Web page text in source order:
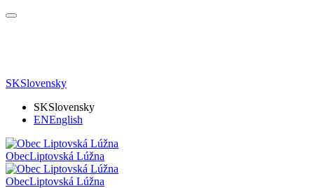
SKSlovensky
SKSlovensky
ENEnglish
ObecLiptovská Lúžna
ObecLiptovská Lúžna